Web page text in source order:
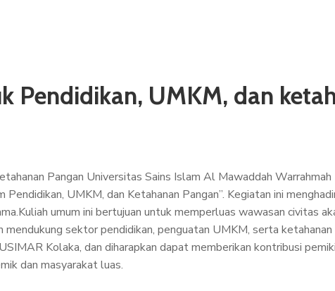
Pendidikan, UMKM, dan
Pangan Universitas Sains Islam Al Mawaddah
UMKM, dan Ketahanan Pangan”. Kegiatan ini
umum ini bertujuan untuk memperluas wawasan civitas
sektor pendidikan, penguatan UMKM, serta
Kolaka, dan diharapkan dapat memberikan kontribusi
dan masyarakat luas.